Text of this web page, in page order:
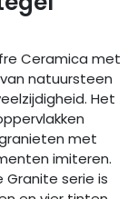
Ceramica met
natuursteen
Het
met
imiteren.
serie is